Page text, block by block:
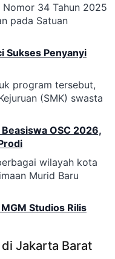
34 Tahun 2025
pada Satuan
Sukses Penyanyi
program tersebut,
(SMK) swasta
OSC 2026,
wilayah kota
Murid Baru
Studios Rilis
Jakarta Barat